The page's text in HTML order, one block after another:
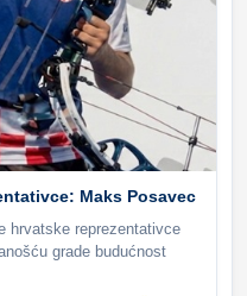
Maks Posavec
hrvatske reprezentativce
grade budućnost